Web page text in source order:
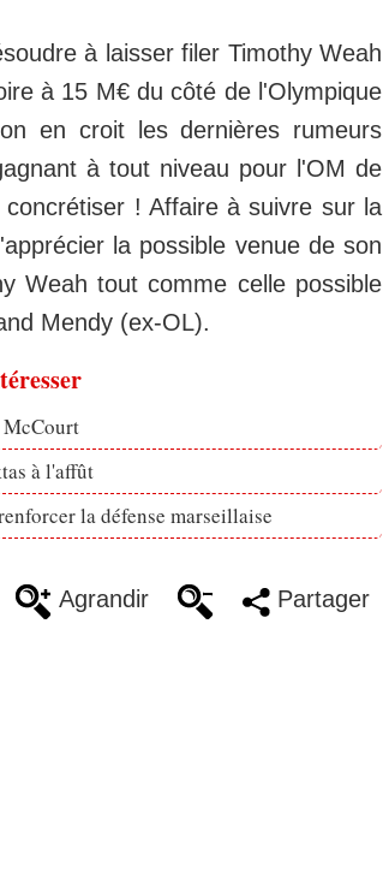
à laisser filer Timothy Weah
à 15 M€ du côté de l'Olympique
en croit les dernières rumeurs
à tout niveau pour l'OM de
! Affaire à suivre sur la
la possible venue de son
Weah tout comme celle possible
Mendy (ex-OL).
McCourt
à l'affût
la défense marseillaise
Agrandir Partager